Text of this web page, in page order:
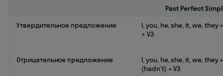
Past Perfect
Утвердительное предложение
I, you, he, she, it, we, they
+ V3
Отрицательное предложение
I, you, he, she, it, we, they
(hadn’t) + V3